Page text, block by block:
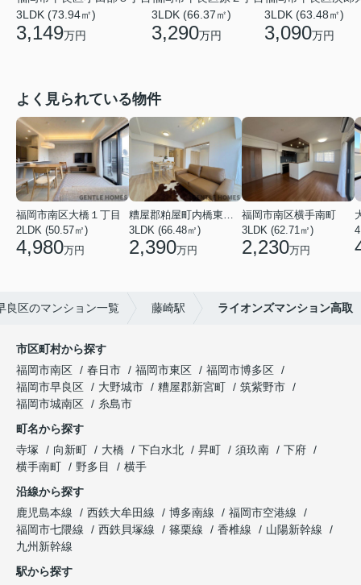
3LDK (73.94㎡)
3,149万円
3LDK (66.37㎡)
3,290万円
3LDK (63.48㎡)
3,090万円
よく見られている物件
福岡市南区大橋１丁目
2LDK (50.57㎡)
4,980万円
糟屋郡粕屋町内橋東２丁目
3LDK (66.48㎡)
2,390万円
福岡市南区横手南町
3LDK (62.71㎡)
2,230万円
良区のマンション一覧 藤崎駅 ライオンズマンション高取
市区町村から探す
福岡市南区
春日市 福岡市東区
福岡市博多区
福岡市早良区
大野城市 糟屋郡新宮町
筑紫野市
福岡市城南区
糸島市
町名から探す
寺塚
向新町 大橋 下白水北 昇町 須玖南
下府
横手南町
野多目
横手
沿線から探す
鹿児島本線
西鉄大牟田線 博多南線
福岡市空港線
福岡市七隈線
西鉄貝塚線 篠栗線 香椎線
山陽新幹線
九州新幹線
駅から探す